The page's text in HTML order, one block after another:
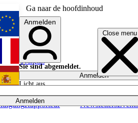
Ga naar de hoofdinhoud
Close menu
Anmelden
Rapporteur NewslettersEvents
English
Français
Anmelden
Sie sind abgemeldet.
Anmelden
Licht aus